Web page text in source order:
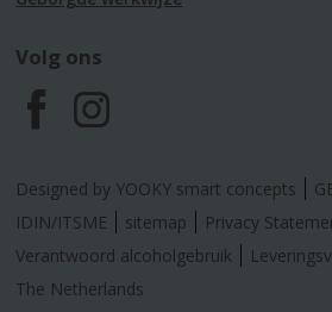
Volg ons
F
a
c
e
I
n
s
t
Designed by YOOKY smart concepts
IDIN/ITSME
sitemap Privacy
Verantwoord alcoholgebruik
The Netherlands